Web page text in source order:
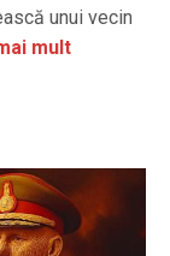
unui vecin
mult